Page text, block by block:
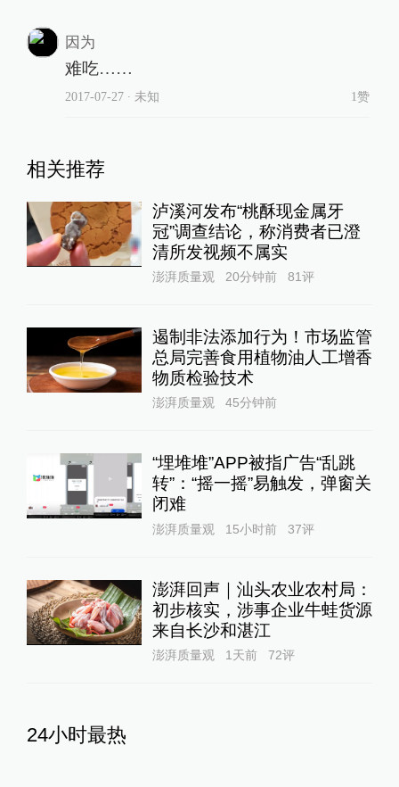
因为
难吃……
2017-07-27∙ 未知 1赞
相关推荐
泸溪河发布“桃酥现金属牙
冠”调查结论，称消费者已澄
清所发视频不属实
澎湃质量观 20分钟前 81评
遏制非法添加行为！市场监管
总局完善食用植物油人工增香
物质检验技术
澎湃质量观 45分钟前
“埋堆堆”APP被指广告“乱跳
转”：“摇一摇”易触发，弹窗关
闭难
澎湃质量观 15小时前 37评
澎湃回声｜汕头农业农村局：
初步核实，涉事企业牛蛙货源
来自长沙和湛江
澎湃质量观 1天前 72评
24小时最热